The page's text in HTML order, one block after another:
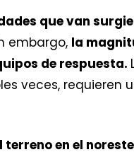
que van
embargo, la
de respuesta.
veces, requieren
en el